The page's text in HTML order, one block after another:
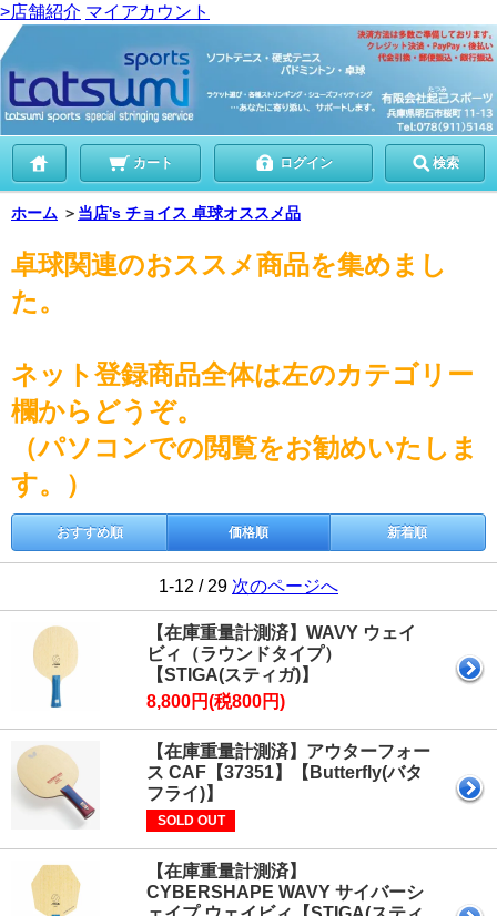
>店舗紹介 マイアカウント
カート ログイン 検索
ホーム ＞ 当店's チョイス 卓球オススメ品
卓球関連のおススメ商品を集めまし
た。
ネット登録商品全体は左のカテゴリー
欄からどうぞ。
（パソコンでの閲覧をお勧めいたしま
す。）
おすすめ順 価格順 新着順
1-12 / 29 次のページへ
【在庫重量計測済】WAVY ウェイ
ビィ（ラウンドタイプ）
【STIGA(スティガ)】
8,800円(税800円)
【在庫重量計測済】アウターフォー
ス CAF【37351】【Butterfly(バタ
フライ)】
SOLD OUT
【在庫重量計測済】
CYBERSHAPE WAVY サイバーシ